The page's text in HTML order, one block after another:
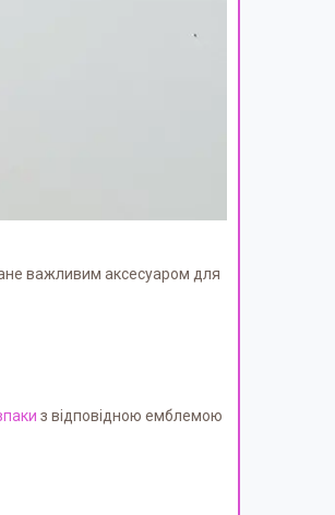
важливим аксесуаром для
з відповідною емблемою